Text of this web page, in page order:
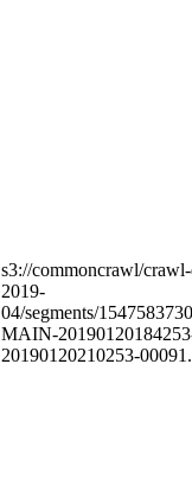
s3://commoncrawl/
2019-
04/segments/
MAIN-
20190120210253-